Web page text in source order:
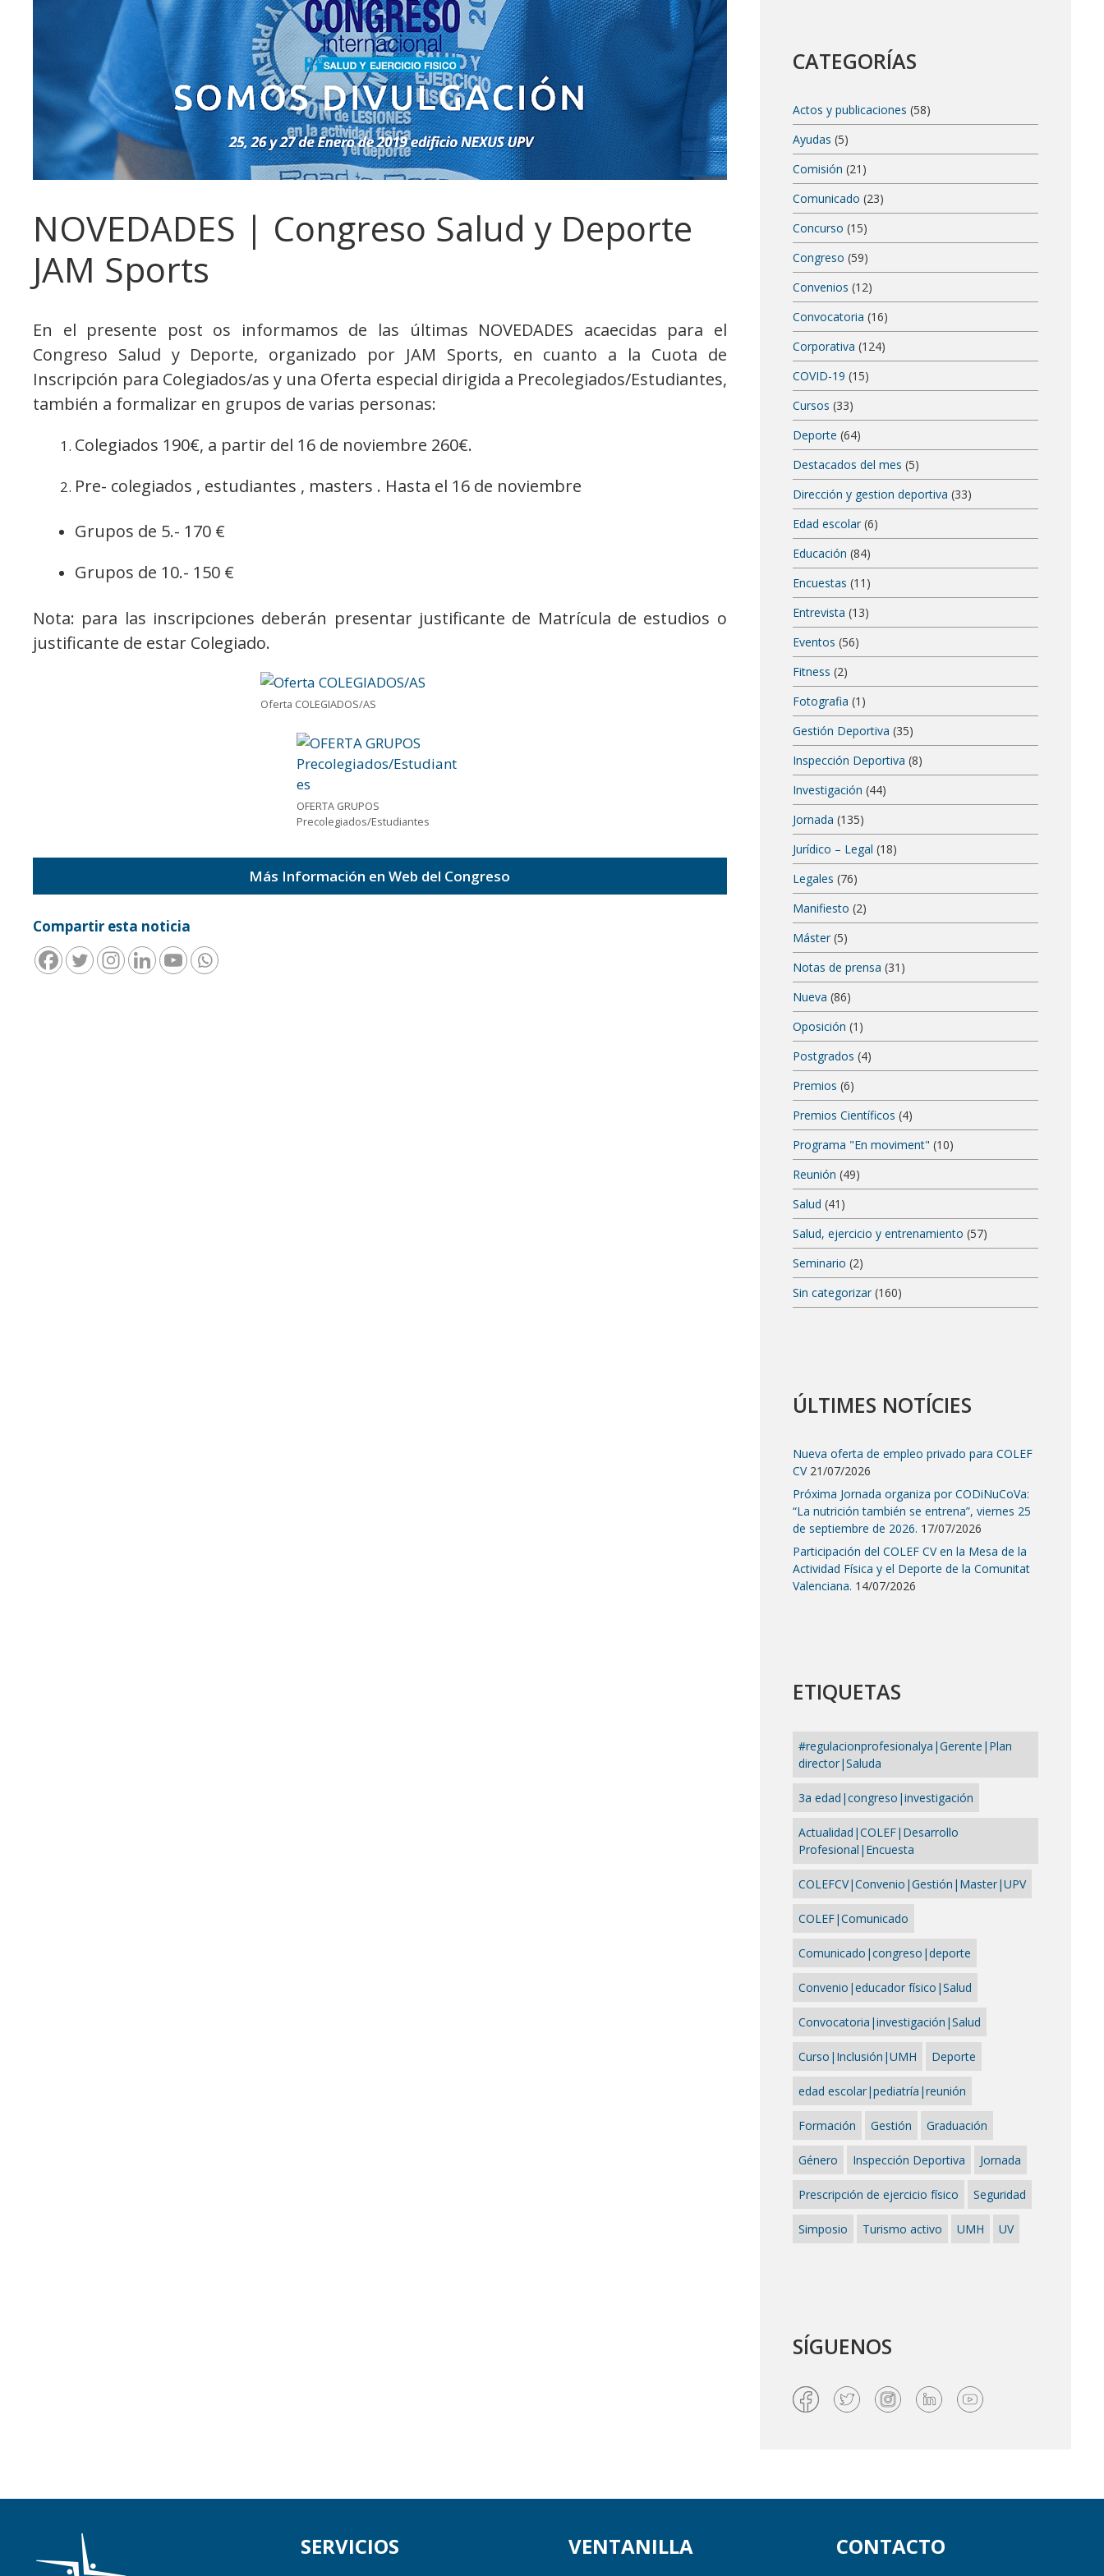
NOVEDADES | Congreso Salud y Deporte
JAM Sports
En el presente post os informamos de las últimas NOVEDADES acaecidas para el
Congreso Salud y Deporte, organizado por JAM Sports, en cuanto a la Cuota de
Inscripción para Colegiados/as y una Oferta especial dirigida a Precolegiados/Estudiantes,
también a formalizar en grupos de varias personas:
Colegiados 190€, a partir del 16 de noviembre 260€.
Pre- colegiados , estudiantes , masters . Hasta el 16 de noviembre
Grupos de 5.- 170 €
Grupos de 10.- 150 €
Nota: para las inscripciones deberán presentar justificante de Matrícula de estudios o
justificante de estar Colegiado.
Oferta COLEGIADOS/AS
OFERTA GRUPOS
Precolegiados/Estudiantes
Más Información en Web del Congreso
Compartir esta noticia
CATEGORÍAS
Actos y publicaciones (58)
Ayudas (5)
Comisión (21)
Comunicado (23)
Concurso (15)
Congreso (59)
Convenios (12)
Convocatoria (16)
Corporativa (124)
COVID-19 (15)
Cursos (33)
Deporte (64)
Destacados del mes (5)
Dirección y gestion deportiva (33)
Edad escolar(6)
Educación (84)
Encuestas (11)
Entrevista (13)
Eventos (56)
Fitness (2)
Fotografia (1)
Gestión Deportiva (35)
Inspección Deportiva (8)
Investigación (44)
Jornada (135)
Jurídico – Legal (18)
Legales (76)
Manifiesto (2)
Máster(5)
Notas de prensa (31)
Nueva (86)
Oposición (1)
Postgrados (4)
Premios (6)
Premios Científicos (4)
Programa "En moviment" (10)
Reunión (49)
Salud (41)
Salud, ejercicio y entrenamiento (57)
Seminario (2)
Sin categorizar(160)
ÚLTIMES NOTÍCIES
Nueva oferta de empleo privado para COLEF
CV 21/07/2026
Próxima Jornada organiza por CODiNuCoVa:
“La nutrición también se entrena”, viernes 25
de septiembre de 2026. 17/07/2026
Participación del COLEF CV en la Mesa de la
Actividad Física y el Deporte de la Comunitat
Valenciana. 14/07/2026
ETIQUETAS
#regulacionprofesionalya|Gerente|Plan
director|Saluda
3a edad|congreso|investigación
Actualidad|COLEF|Desarrollo
Profesional|Encuesta
COLEFCV|Convenio|Gestión|Master|UPV
COLEF|Comunicado
Comunicado|congreso|deporte
Convenio|educador físico|Salud
Convocatoria|investigación|Salud
Curso|Inclusión|UMH Deporte
edad escolar|pediatría|reunión
Formación Gestión Graduación
Género Inspección Deportiva Jornada
Prescripción de ejercicio físico Seguridad
Simposio Turismo activo UMH UV
SÍGUENOS
SERVICIOS VENTANILLA CONTACTO